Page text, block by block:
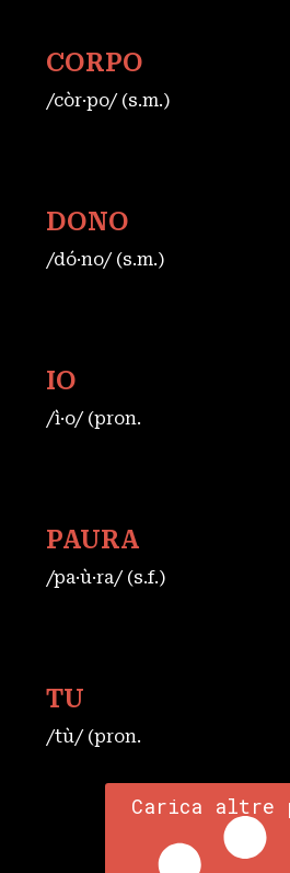
CORPO
/còr·po/ (s.m.)
DONO
/dó·no/ (s.m.)
IO
/ì·o/ (pron.
PAURA
/pa·ù·ra/ (s.f.)
TU
/tù/ (pron.
Carica altre